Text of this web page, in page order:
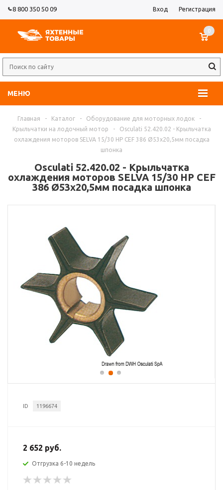
8 800 350 50 09 Вход Регистрация
МЕНЮ
0
Главная - Каталог - Оборудование для моторных лодок
-
Крыльчатки на лодочный мотор
-
Osculati 52.420.02 - Крыльчатка
охлаждения моторов SELVA 15/30 HP CEF 386 Ø53x20,5мм посадка
шпонка
Osculati 52.420.02 - Крыльчатка
охлаждения моторов SELVA 15/30 HP CEF
386 Ø53x20,5мм посадка шпонка
ID 1196674
2 652 руб.
Отгрузка 6-10 недель